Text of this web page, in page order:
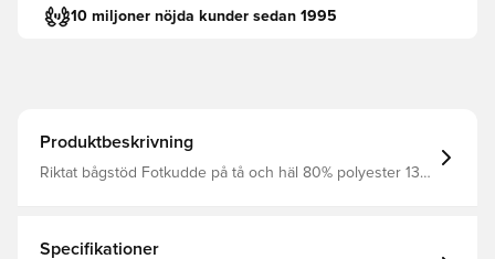
10 miljoner nöjda kunder sedan 1995
Produktbeskrivning
Riktat bågstöd Fotkudde på tå och häl 80% polyester 13%
Specifikationer